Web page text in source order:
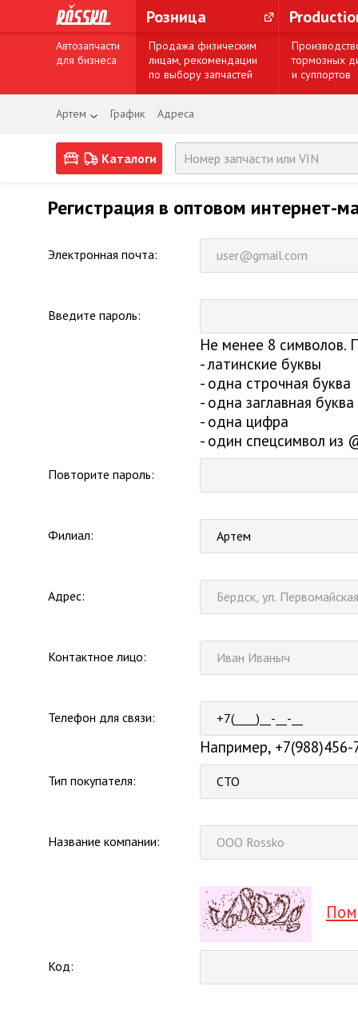
Розница
Автозапчасти
для бизнеса
Продажа физическим
лицам, рекомендации
по выбору запчастей
тормозных
и суппортов
Артем График Адреса
Каталоги
Регистрация в оптовом интернет-
Электронная почта:
Введите пароль:
Не менее 8 символов.
- латинские буквы
- одна строчная буква
- одна заглавная буква
- одна цифра
- один спецсимвол из
Повторите пароль:
Филиал: Артем
Адрес:
Контактное лицо:
Телефон для связи:
Например, +7(988)456-
Тип покупателя: СТО
Название компании:
Код: